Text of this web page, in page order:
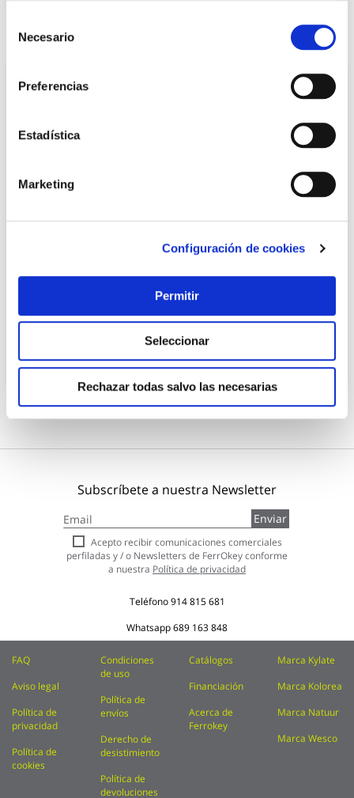
Necesario
Preferencias
Estadística
Marketing
Configuración de cookies
Permitir
Seleccionar
Rechazar todas salvo las necesarias
También te puede interesar
Varilla roscada din976 5.6 cincada m22 8uds varosa
Varosa
71,64 €
Añadir al carrito
Subscríbete a nuestra Newsletter
a
nuestro
boletín
de
Enviar
Acepto recibir comunicaciones comerciales
perfiladas y / o Newsletters de FerrOkey conforme
a nuestra Política de privacidad
Teléfono914 815 681
Whatsapp689 163 848
FAQ
Aviso legal
Política de
privacidad
Política de
cookies
Condiciones
de uso
Política de
envíos
Derecho de
desistimiento
Política de
devoluciones
Catálogos
Financiación
Acerca de
Ferrokey
Marca Kylate
Marca Kolorea
Marca Natuur
Marca Wesco